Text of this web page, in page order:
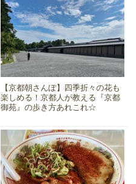
【京都朝さんぽ】四季折々の花も
楽しめる！京都人が教える『京都
御苑』の歩き方あれこれ☆